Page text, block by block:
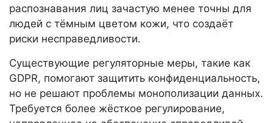
распознавания лиц зачастую менее точны для
людей с тёмным цветом кожи, что создаёт
риски несправедливости.
Существующие регуляторные меры, такие как
GDPR, помогают защитить конфиденциальность,
но не решают проблемы монополизации данных.
Требуется более жёсткое регулирование,